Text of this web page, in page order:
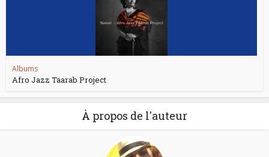
Albums
Afro Jazz Taarab Project
À propos de l'auteur